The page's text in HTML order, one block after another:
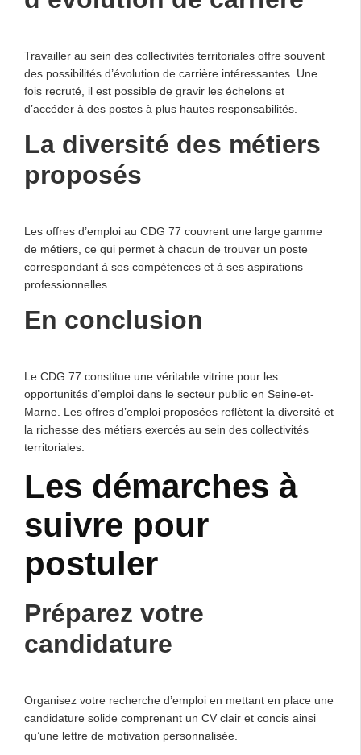
Travailler au sein des collectivités territoriales offre souvent
des possibilités d’évolution de carrière intéressantes. Une
fois recruté, il est possible de gravir les échelons et
d’accéder à des postes à plus hautes responsabilités.
La diversité des métiers
proposés
Les offres d’emploi au CDG 77 couvrent une large gamme
de métiers, ce qui permet à chacun de trouver un poste
correspondant à ses compétences et à ses aspirations
professionnelles.
En conclusion
Le CDG 77 constitue une véritable vitrine pour les
opportunités d’emploi dans le secteur public en Seine-et-
Marne. Les offres d’emploi proposées reflètent la diversité et
la richesse des métiers exercés au sein des collectivités
territoriales.
Les démarches à
suivre pour
postuler
Préparez votre
candidature
Organisez votre recherche d’emploi en mettant en place une
candidature solide comprenant un CV clair et concis ainsi
qu’une lettre de motivation personnalisée.